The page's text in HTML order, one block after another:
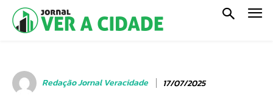
Redação Jornal Veracidade 17/07/2025